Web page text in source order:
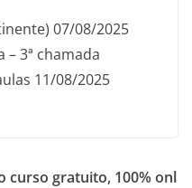
07/08/2025
3ª chamada
11/08/2025
curso gratuito, 100% onl